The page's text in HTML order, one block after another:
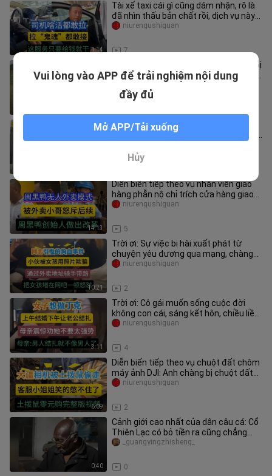
1:14
Tài xế taxi cái gì cũng dám nhận, rõ là
đã nhìn thấu bản chất rồi, dịch vụ này
cũng thật không thể đ
7
niurengushiguan
Phiên bản đầy đủ sau đó: Tay câu cá bị
người dân dùng xẻng sắt ném từ trên
Ông cụ nhường chỗ trên tàu điện
ngầm: Ông cụ cũng từng trẻ trung, ông
14:13
Diễn biến tiếp theo vụ nhân viên giao
hàng phẫn nộ chỉ trích cửa hàng giao
hàng không người: Chủ cửa
5
niurengushiguan
10:21
Trời ơi: Sự việc bi hài xuất phát từ
chuyện yêu đương qua mạng, chàng
trai yêu qua mạng được 4 tháng
2
niurengushiguan
3:11
Trời ơi: Cô gái muốn sống cuộc đời
không con cái, sáng kết hôn, chiều liền
bắt chồng đi triệt sản; m
4
niurengushiguan
6:09
Diễn biến tiếp theo vụ chuột đất chôm
máy ảnh DJI: Anh chàng bị chuột đất
“mua không mất đồng nào” c
2
niurengushiguan
0:40
Cảnh giới cao nhất của dân câu cá: Cổ
Thiên Lạc có bỏ tiền ra cũng chẳng
chụp được màu sắc này!
0
_guangyingzhisheng_
Vui lòng vào APP để trải nghiệm nội dung
đầy đủ
Mở APP/Tải xuống
Hủy